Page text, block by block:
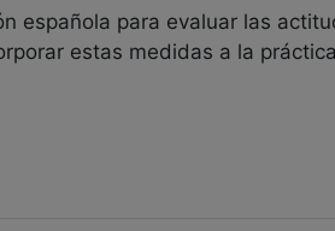
española para evaluar las
estas medidas a la